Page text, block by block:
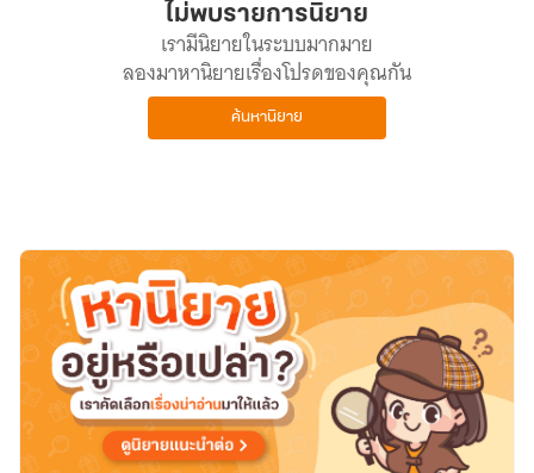
ไม่พบรายการนิยาย
เรามีนิยายในระบบมากมาย
ลองมาหานิยายเรื่องโปรดของคุณกัน
ค้นหานิยาย